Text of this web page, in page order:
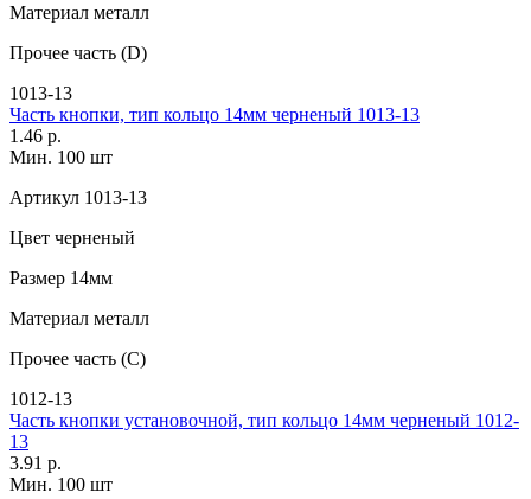
Материал металл
Прочее часть (D)
1013-13
Часть кнопки, тип кольцо 14мм черненый 1013-13
1.46 р.
Мин. 100 шт
Артикул 1013-13
Цвет черненый
Размер 14мм
Материал металл
Прочее часть (С)
1012-13
Часть кнопки установочной, тип кольцо 14мм черненый 1012-
13
3.91 р.
Мин. 100 шт